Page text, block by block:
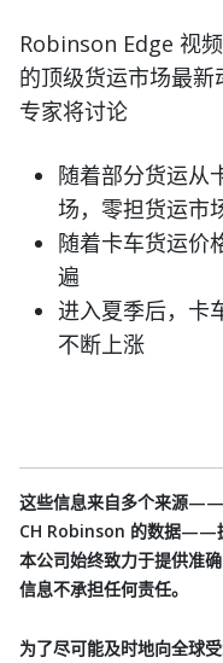
Robinson Edge 视
的顶级货运市场最
专家将讨论
随着部分货运从
场，零担货运市
随着卡车货运价
遍
进入夏季后，卡
不断上涨
这些信息来自多个来源——
CH Robinson 的数据——
本公司始终致力于提供准
信息不承担任何责任。
为了尽可能及时地向全球